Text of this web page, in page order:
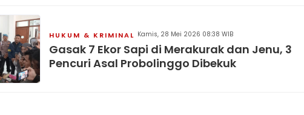
HUKUM & KRIMINAL Kamis, 28 Mei 2026 08:38 WIB
Gasak 7 Ekor Sapi di Merakurak dan Jenu, 3
Pencuri Asal Probolinggo Dibekuk